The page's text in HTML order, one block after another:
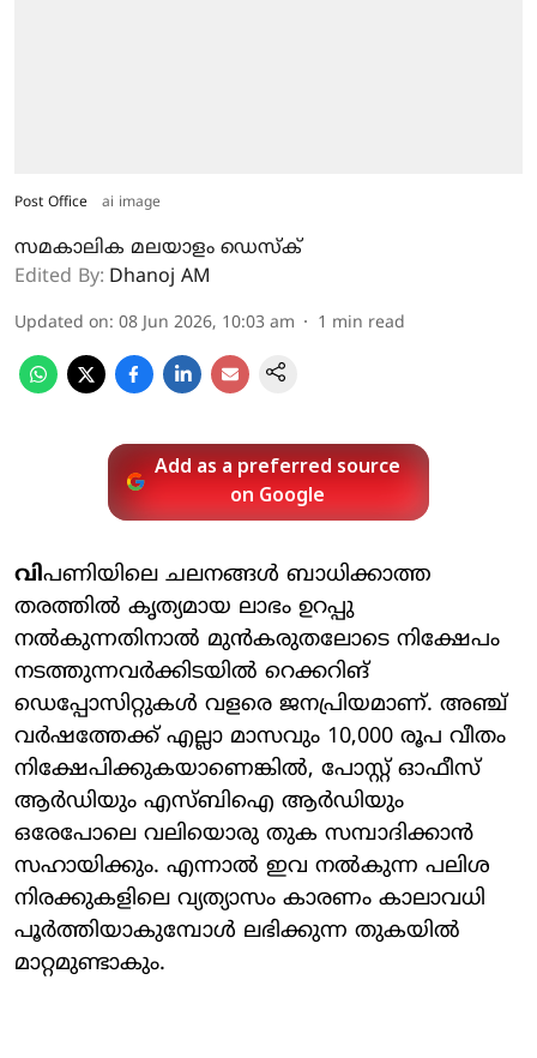
Post Office ai image
സമകാലിക മലയാളം ഡെസ്ക്
Edited By: Dhanoj AM
Updated on: 08 Jun 2026, 10:03 am 1 min read
Add as a preferred source
on Google
വിപണിയിലെ ചലനങ്ങള്‍ ബാധിക്കാത്ത
തരത്തില്‍ കൃത്യമായ ലാഭം ഉറപ്പു
നല്‍കുന്നതിനാല്‍ മുന്‍കരുതലോടെ നിക്ഷേപം
നടത്തുന്നവര്‍ക്കിടയില്‍ റെക്കറിങ്
ഡെപ്പോസിറ്റുകള്‍ വളരെ ജനപ്രിയമാണ്. അഞ്ച്
വര്‍ഷത്തേക്ക് എല്ലാ മാസവും 10,000 രൂപ വീതം
നിക്ഷേപിക്കുകയാണെങ്കില്‍, പോസ്റ്റ് ഓഫീസ്
ആര്‍ഡിയും എസ്ബിഐ ആര്‍ഡിയും
ഒരേപോലെ വലിയൊരു തുക സമ്പാദിക്കാന്‍
സഹായിക്കും. എന്നാല്‍ ഇവ നല്‍കുന്ന പലിശ
നിരക്കുകളിലെ വ്യത്യാസം കാരണം കാലാവധി
പൂര്‍ത്തിയാകുമ്പോള്‍ ലഭിക്കുന്ന തുകയില്‍
മാറ്റമുണ്ടാകും.